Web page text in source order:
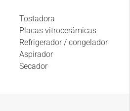
Tostadora
Placas vitrocerámicas
Refrigerador / congelador
Aspirador
Secador